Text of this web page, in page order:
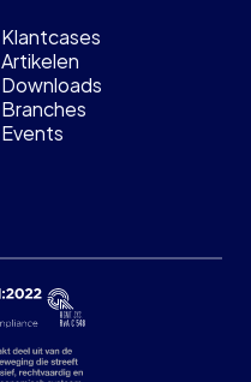
Klantcases
Artikelen
Downloads
Branches
Events